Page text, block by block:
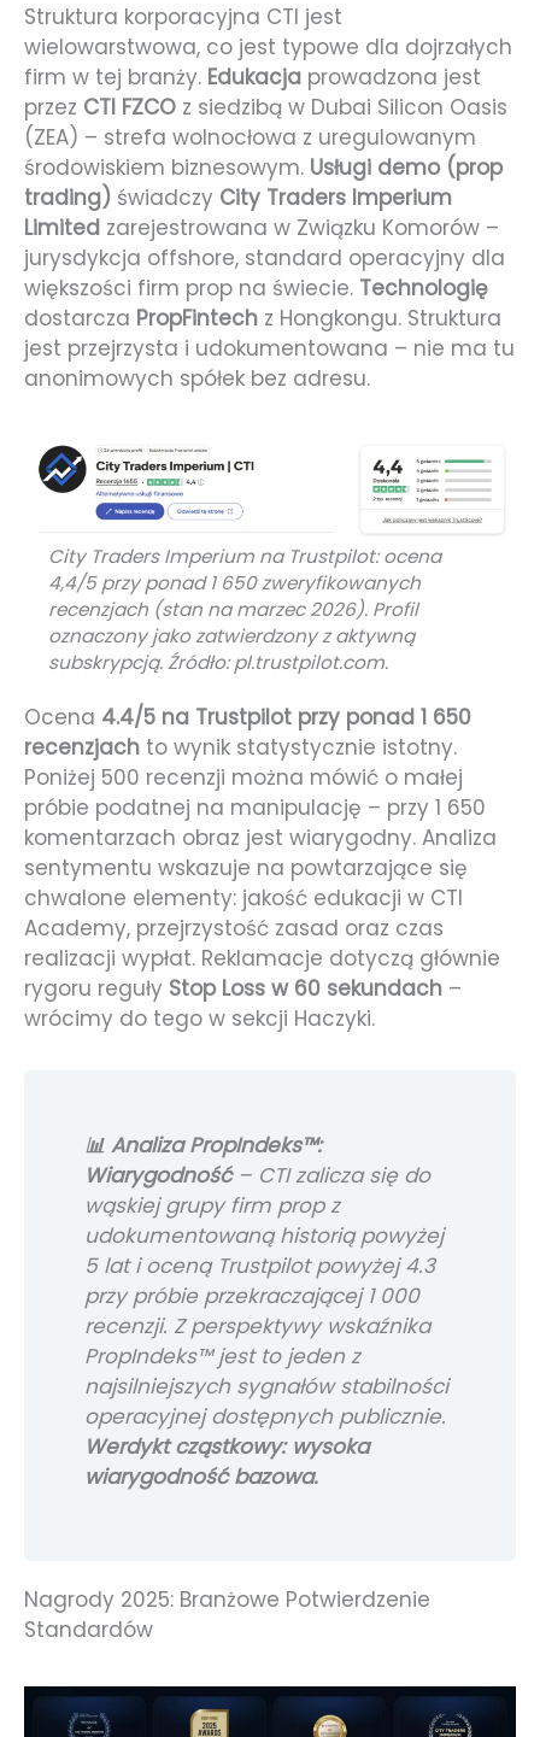
Struktura korporacyjna CTI jest
wielowarstwowa, co jest typowe dla dojrzałych
firm w tej branży. Edukacja prowadzona jest
przez CTI FZCO z siedzibą w Dubai Silicon Oasis
(ZEA) – strefa wolnocłowa z uregulowanym
środowiskiem biznesowym. Usługi demo (prop
trading) świadczy City Traders Imperium
Limited zarejestrowana w Związku Komorów –
jurysdykcja offshore, standard operacyjny dla
większości firm prop na świecie. Technologię
dostarcza PropFintech z Hongkongu. Struktura
jest przejrzysta i udokumentowana – nie ma tu
anonimowych spółek bez adresu.
City Traders Imperium na Trustpilot: ocena
4,4/5 przy ponad 1 650 zweryfikowanych
recenzjach (stan na marzec 2026). Profil
oznaczony jako zatwierdzony z aktywną
subskrypcją. Źródło: pl.trustpilot.com.
Ocena 4.4/5 na Trustpilot przy ponad 1 650
recenzjach to wynik statystycznie istotny.
Poniżej 500 recenzji można mówić o małej
próbie podatnej na manipulację – przy 1 650
komentarzach obraz jest wiarygodny. Analiza
sentymentu wskazuje na powtarzające się
chwalone elementy: jakość edukacji w CTI
Academy, przejrzystość zasad oraz czas
realizacji wypłat. Reklamacje dotyczą głównie
rygoru reguły Stop Loss w 60 sekundach –
wrócimy do tego w sekcji Haczyki.
📊 Analiza PropIndeks™:
Wiarygodność– CTI zalicza się do
wąskiej grupy firm prop z
udokumentowaną historią powyżej
5 lat i oceną Trustpilot powyżej 4.3
przy próbie przekraczającej 1 000
recenzji. Z perspektywy wskaźnika
PropIndeks™ jest to jeden z
najsilniejszych sygnałów stabilności
operacyjnej dostępnych publicznie.
Werdykt cząstkowy: wysoka
wiarygodność bazowa.
Nagrody 2025: Branżowe Potwierdzenie
Standardów